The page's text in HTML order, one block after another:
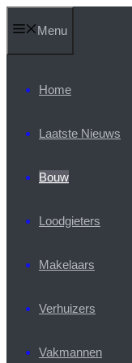
inhoud
Menu
Home
Laatste Nieuws
Bouw
Loodgieters
Makelaars
Verhuizers
Vakmannen